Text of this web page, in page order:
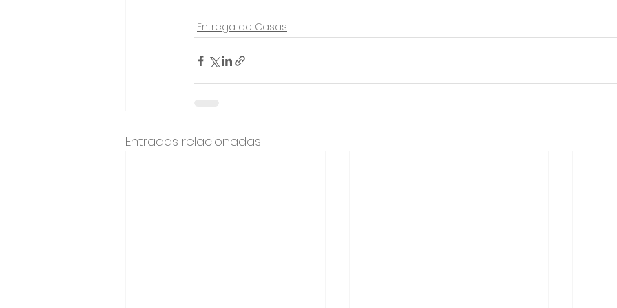
Entrega de Casas
Entradas relacionadas